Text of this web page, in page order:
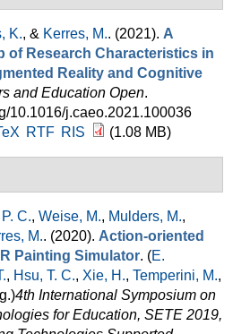
K., & Kerres, M.. (2021). A
of Research Characteristics in
Reality and Cognitive
and Education Open.
10.1016/j.caeo.2021.100036
RTF RIS (1.08 MB)
C., Weise, M., Mulders, M.,
M.. (2020). Action-oriented
Painting Simulator. (E.
, Hsu, T. C., Xie, H., Temperini, M.,
)4th International Symposium on
for Education, SETE 2019,